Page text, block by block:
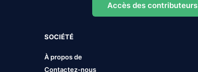
Accès des contributeurs
SOCIÉTÉ
À propos de
Contactez-nous